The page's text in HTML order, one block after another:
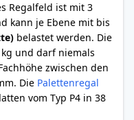
Regalfeld ist mit 3
kann je Ebene mit bis
belastet werden. Die
und darf niemals
zwischen den
Die Palettenregal
vom Typ P4 in 38